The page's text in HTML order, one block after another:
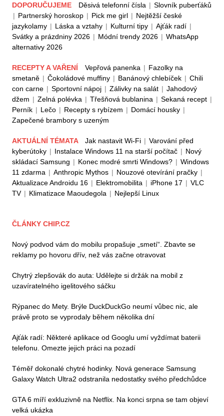
DOPORUČUJEME Děsivá telefonní čísla | Slovník puberťáků
| Partnerský horoskop | Pick me girl | Nejtěžší české
jazykolamy | Láska a vztahy | Kulturní tipy | Ajťák radí |
Svátky a prázdniny 2026 | Módní trendy 2026 | WhatsApp
alternativy 2026
RECEPTY A VAŘENÍ Vepřová panenka | Fazolky na
smetaně | Čokoládové muffiny | Banánový chlebíček | Chili
con carne | Sportovní nápoj | Zálivky na salát | Jahodový
džem | Zelná polévka | Třešňová bublanina | Sekaná recept |
Perník | Lečo | Recepty s rybízem | Domácí housky |
Zapečené brambory s uzeným
AKTUÁLNÍ TÉMATA Jak nastavit Wi-Fi | Varování před
kyberútoky | Instalace Windows 11 na starší počítač | Nový
skládací Samsung | Konec modré smrti Windows? | Windows
11 zdarma | Anthropic Mythos | Nouzové otevírání pračky |
Aktualizace Androidu 16 | Elektromobilita | iPhone 17 | VLC
TV | Klimatizace Maoudegola | Nejlepší Linux
ČLÁNKY CHIP.CZ
Nový podvod vám do mobilu propašuje „smetí“. Zbavte se
reklamy po hovoru dřív, než vás začne otravovat
Chytrý zlepšovák do auta: Udělejte si držák na mobil z
uzavíratelného igelitového sáčku
Rýpanec do Mety. Brýle DuckDuckGo neumí vůbec nic, ale
právě proto se vyprodaly během několika dní
Ajťák radí: Některé aplikace od Googlu umí vyždímat baterii
telefonu. Omezte jejich práci na pozadí
Téměř dokonalé chytré hodinky. Nová generace Samsung
Galaxy Watch Ultra2 odstranila nedostatky svého předchůdce
GTA 6 míří exkluzivně na Netflix. Na konci srpna se tam objeví
velká ukázka